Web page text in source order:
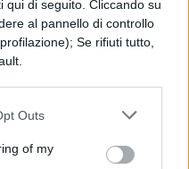
qui di seguito. Cliccando su
al pannello di controllo
Se rifiuti tutto,
Outs
of my
Dollsparla di una
e che deve
ed un aborto.
Folds Five parla di